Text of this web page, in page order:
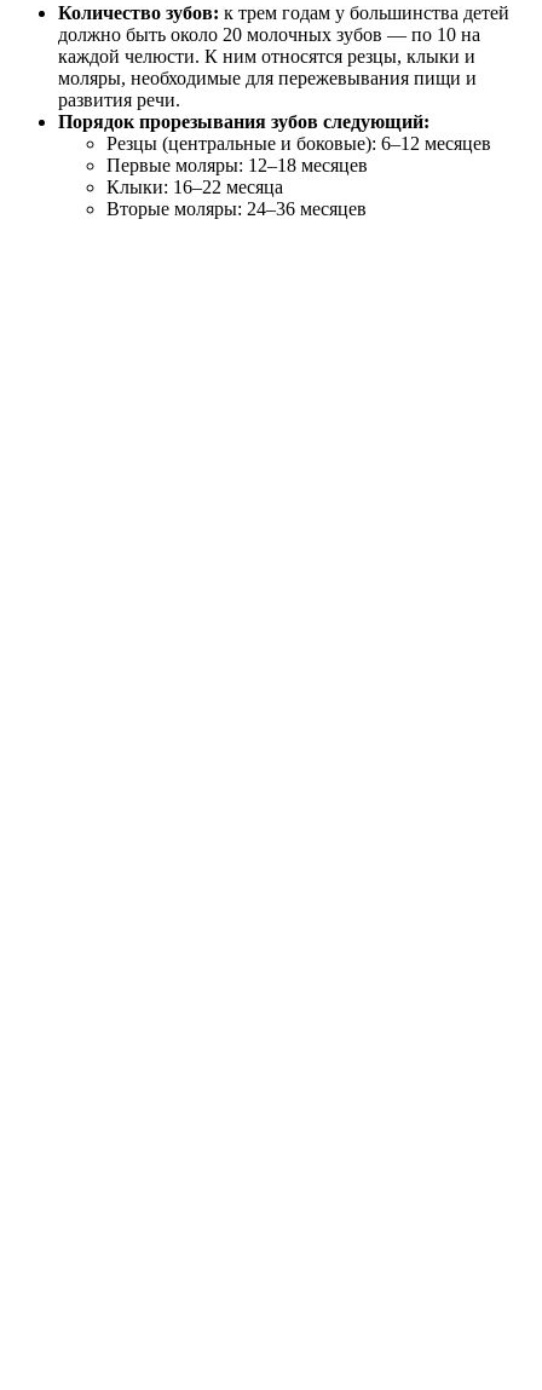
Количество зубов: к трем годам у большинства детей
должно быть около 20 молочных зубов — по 10 на
каждой челюсти. К ним относятся резцы, клыки и
моляры, необходимые для пережевывания пищи и
развития речи.
Порядок прорезывания зубов следующий:
Резцы (центральные и боковые): 6–12 месяцев
Первые моляры: 12–18 месяцев
Клыки: 16–22 месяца
Вторые моляры: 24–36 месяцев